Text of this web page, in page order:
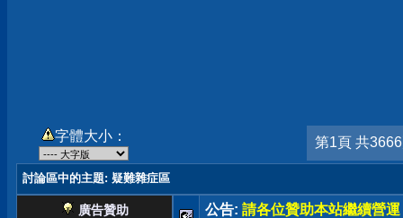
字體大小： 第1頁 共
討論區中的主題: 疑難雜症區
廣告贊助 公告: 請各位贊助本站繼續營運